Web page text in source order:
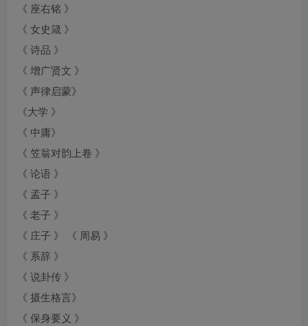
《 座右铭 》
《 女史箴 》
《 诗品 》
《 增广贤文 》
《 声律启蒙》
《大学 》
《 中庸》
《 笠翁对韵上卷 》
《 论语 》
《 孟子 》
《 老子 》
《 庄子 》 《 周易 》
《 系辞 》
《 说卦传 》
《 摄生格言》
《 保身要义 》